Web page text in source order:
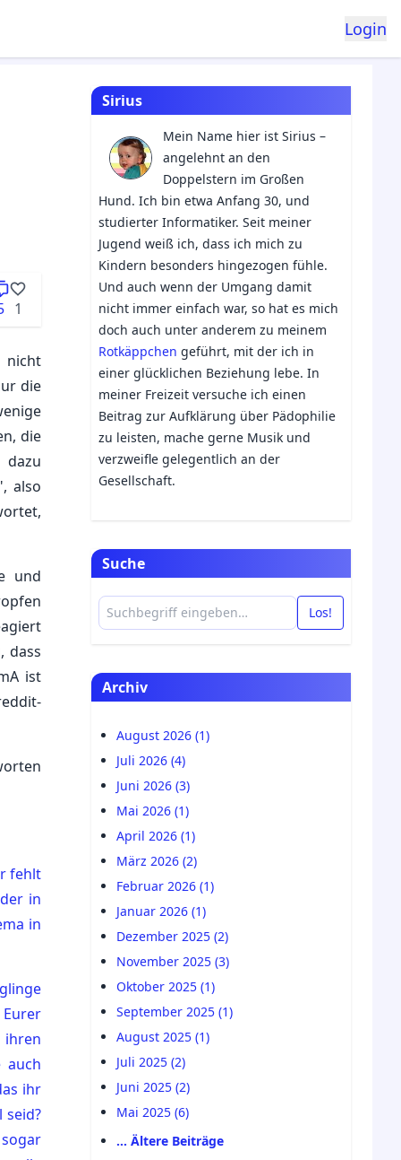
Login
1
nicht
die
die
also
und
dass
ist
fehlt
in
in
Eurer
auch
ihr
seid?
Sirius
Mein Name hier ist Sirius –
angelehnt an den
Doppelstern im Großen
Hund. Ich bin etwa Anfang 30, und
studierter Informatiker. Seit meiner
Jugend weiß ich, dass ich mich zu
Kindern besonders hingezogen fühle.
Und auch wenn der Umgang damit
nicht immer einfach war, so hat es mich
doch auch unter anderem zu meinem
Rotkäppchen geführt, mit der ich in
einer glücklichen Beziehung lebe. In
meiner Freizeit versuche ich einen
Beitrag zur Aufklärung über Pädophilie
zu leisten, mache gerne Musik und
verzweifle gelegentlich an der
Gesellschaft.
Suche
Los!
Archiv
August 2026 (1)
Juli 2026 (4)
Juni 2026 (3)
Mai 2026 (1)
April 2026 (1)
März 2026 (2)
Februar 2026 (1)
Januar 2026 (1)
Dezember 2025 (2)
November 2025 (3)
Oktober 2025 (1)
September 2025 (1)
August 2025 (1)
Juli 2025 (2)
Juni 2025 (2)
Mai 2025 (6)
… Ältere Beiträge